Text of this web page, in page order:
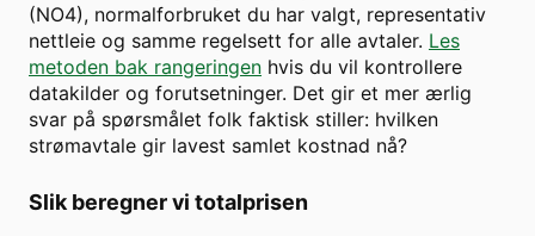
(NO4), normalforbruket du har valgt, representativ
nettleie og samme regelsett for alle avtaler. Les
metoden bak rangeringen hvis du vil kontrollere
datakilder og forutsetninger. Det gir et mer ærlig
svar på spørsmålet folk faktisk stiller: hvilken
strømavtale gir lavest samlet kostnad nå?
Slik beregner vi totalprisen